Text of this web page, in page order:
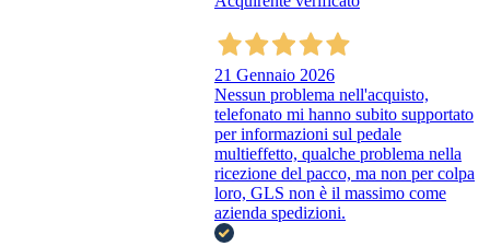
21 Gennaio 2026
Nessun problema nell'acquisto,
telefonato mi hanno subito supportato
per informazioni sul pedale
multieffetto, qualche problema nella
ricezione del pacco, ma non per colpa
loro, GLS non è il massimo come
azienda spedizioni.